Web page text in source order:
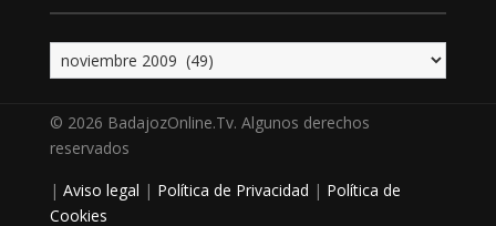
Archivo
© 2026 BadajozOnline.Tv. Algunos derechos
reservados
| Aviso legal | Política de Privacidad | Política de
Cookies